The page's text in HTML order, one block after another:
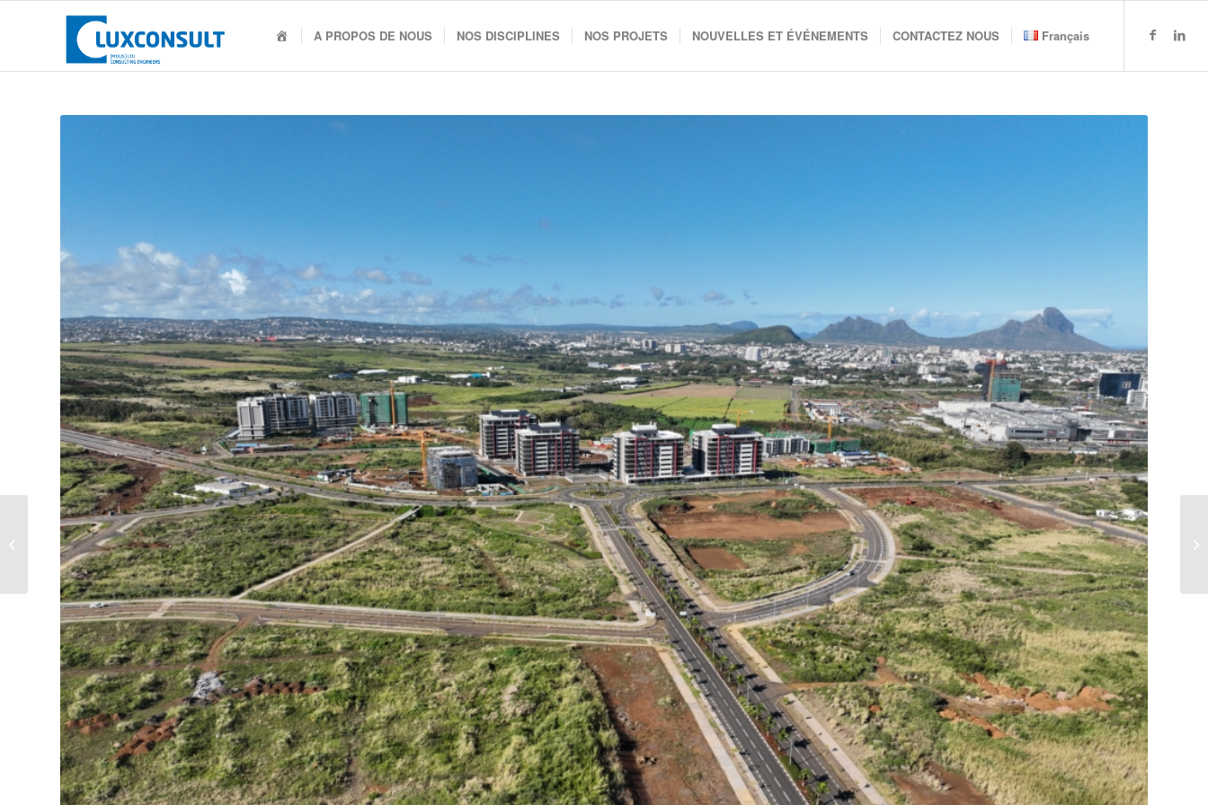
AccueilA PROPOS DE NOUS NOS DISCIPLINES NOS PROJETS NOUVELLES ET ÉVÉNEMENTS CONTACTEZ NOUS Français
École secondaire de
Songes – Rodrigues